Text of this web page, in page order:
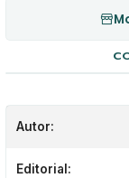
Autor:
Editorial: